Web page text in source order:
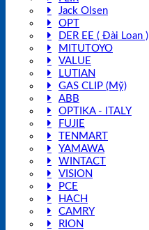
Jack Olsen
OPT
DER EE ( Đài Loan )
MITUTOYO
VALUE
LUTIAN
GAS CLIP (Mỹ)
ABB
OPTIKA - ITALY
FUJIE
TENMART
YAMAWA
WINTACT
VISION
PCE
HACH
CAMRY
RION